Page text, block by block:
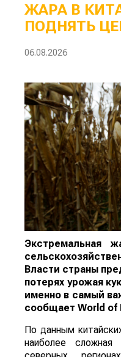
ЖАРА В
ПОДНЯТЬ
06.08.2026
Экстремальная
Власти страны
потерях урожая
именно в самый
сообщает World of
По данным
наиболее сложная